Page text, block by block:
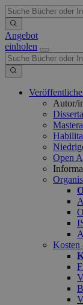
Angebot
einholen
Autor/
Open
Kosten